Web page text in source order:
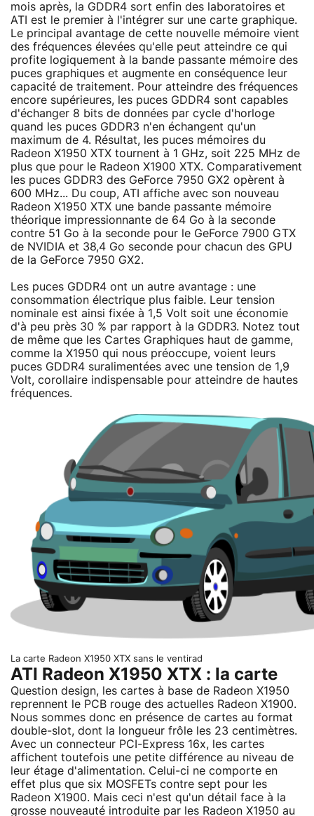
mois après, la GDDR4 sort enfin des laboratoires et
ATI est le premier à l'intégrer sur une carte graphique.
Le principal avantage de cette nouvelle mémoire vient
des fréquences élevées qu'elle peut atteindre ce qui
profite logiquement à la bande passante mémoire des
puces graphiques et augmente en conséquence leur
capacité de traitement. Pour atteindre des fréquences
encore supérieures, les puces GDDR4 sont capables
d'échanger 8 bits de données par cycle d'horloge
quand les puces GDDR3 n'en échangent qu'un
maximum de 4. Résultat, les puces mémoires du
Radeon X1950 XTX tournent à 1 GHz, soit 225 MHz de
plus que pour le Radeon X1900 XTX. Comparativement
les puces GDDR3 des GeForce 7950 GX2 opèrent à
600 MHz... Du coup, ATI affiche avec son nouveau
Radeon X1950 XTX une bande passante mémoire
théorique impressionnante de 64 Go à la seconde
contre 51 Go à la seconde pour le GeForce 7900 GTX
de NVIDIA et 38,4 Go seconde pour chacun des GPU
de la GeForce 7950 GX2.
Les puces GDDR4 ont un autre avantage : une
consommation électrique plus faible. Leur tension
nominale est ainsi fixée à 1,5 Volt soit une économie
d'à peu près 30 % par rapport à la GDDR3. Notez tout
de même que les Cartes Graphiques haut de gamme,
comme la X1950 qui nous préoccupe, voient leurs
puces GDDR4 suralimentées avec une tension de 1,9
Volt, corollaire indispensable pour atteindre de hautes
fréquences.
La carte Radeon X1950 XTX sans le ventirad
ATI Radeon X1950 XTX : la carte
Question design, les cartes à base de Radeon X1950
reprennent le PCB rouge des actuelles Radeon X1900.
Nous sommes donc en présence de cartes au format
double-slot, dont la longueur frôle les 23 centimètres.
Avec un connecteur PCI-Express 16x, les cartes
affichent toutefois une petite différence au niveau de
leur étage d'alimentation. Celui-ci ne comporte en
effet plus que six MOSFETs contre sept pour les
Radeon X1900. Mais ceci n'est qu'un détail face à la
grosse nouveauté introduite par les Radeon X1950 au